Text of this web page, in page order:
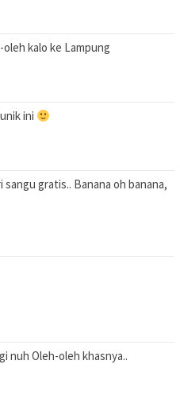
kalo ke Lampung
ini
gratis.. Banana oh banana,
nuh Oleh-oleh khasnya..